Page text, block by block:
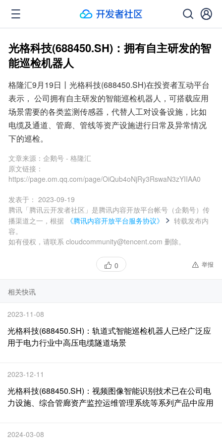
光格科技(688450.SH)：拥有自主研发的智
能巡检机器人
格隆汇9月19日丨光格科技(688450.SH)在投资者互动平台
表示， 公司拥有自主研发的智能巡检机器人，可搭载应用
场景需要的各类监测传感器，代替人工对设备设施，比如
电缆及通道、管廊、管线等资产设施进行日常及异常情况
下的巡检。
文章来源： 企鹅号 - 格隆汇
原文链接：
https://page.om.qq.com/page/OiQub4oNjRy3RswaN3zYIIAA0
发表于： 2023-09-19
腾讯「腾讯云开发者社区」是腾讯内容开放平台帐号（企鹅号）传
播渠道之一，根据
《腾讯内容开放平台服务协议》
转载发布内
容。
如有侵权，请联系 cloudcommunity@tencent.com 删除。
0 举报
相关快讯
2023-11-08
光格科技(688450.SH)：轨道式智能巡检机器人已经广泛应
用于电力行业中高压电缆隧道场景
2023-12-11
光格科技(688450.SH)：视频图像智能识别技术已在公司电
力设施、综合管廊资产监控运维管理系统等系列产品中应用
2024-03-08